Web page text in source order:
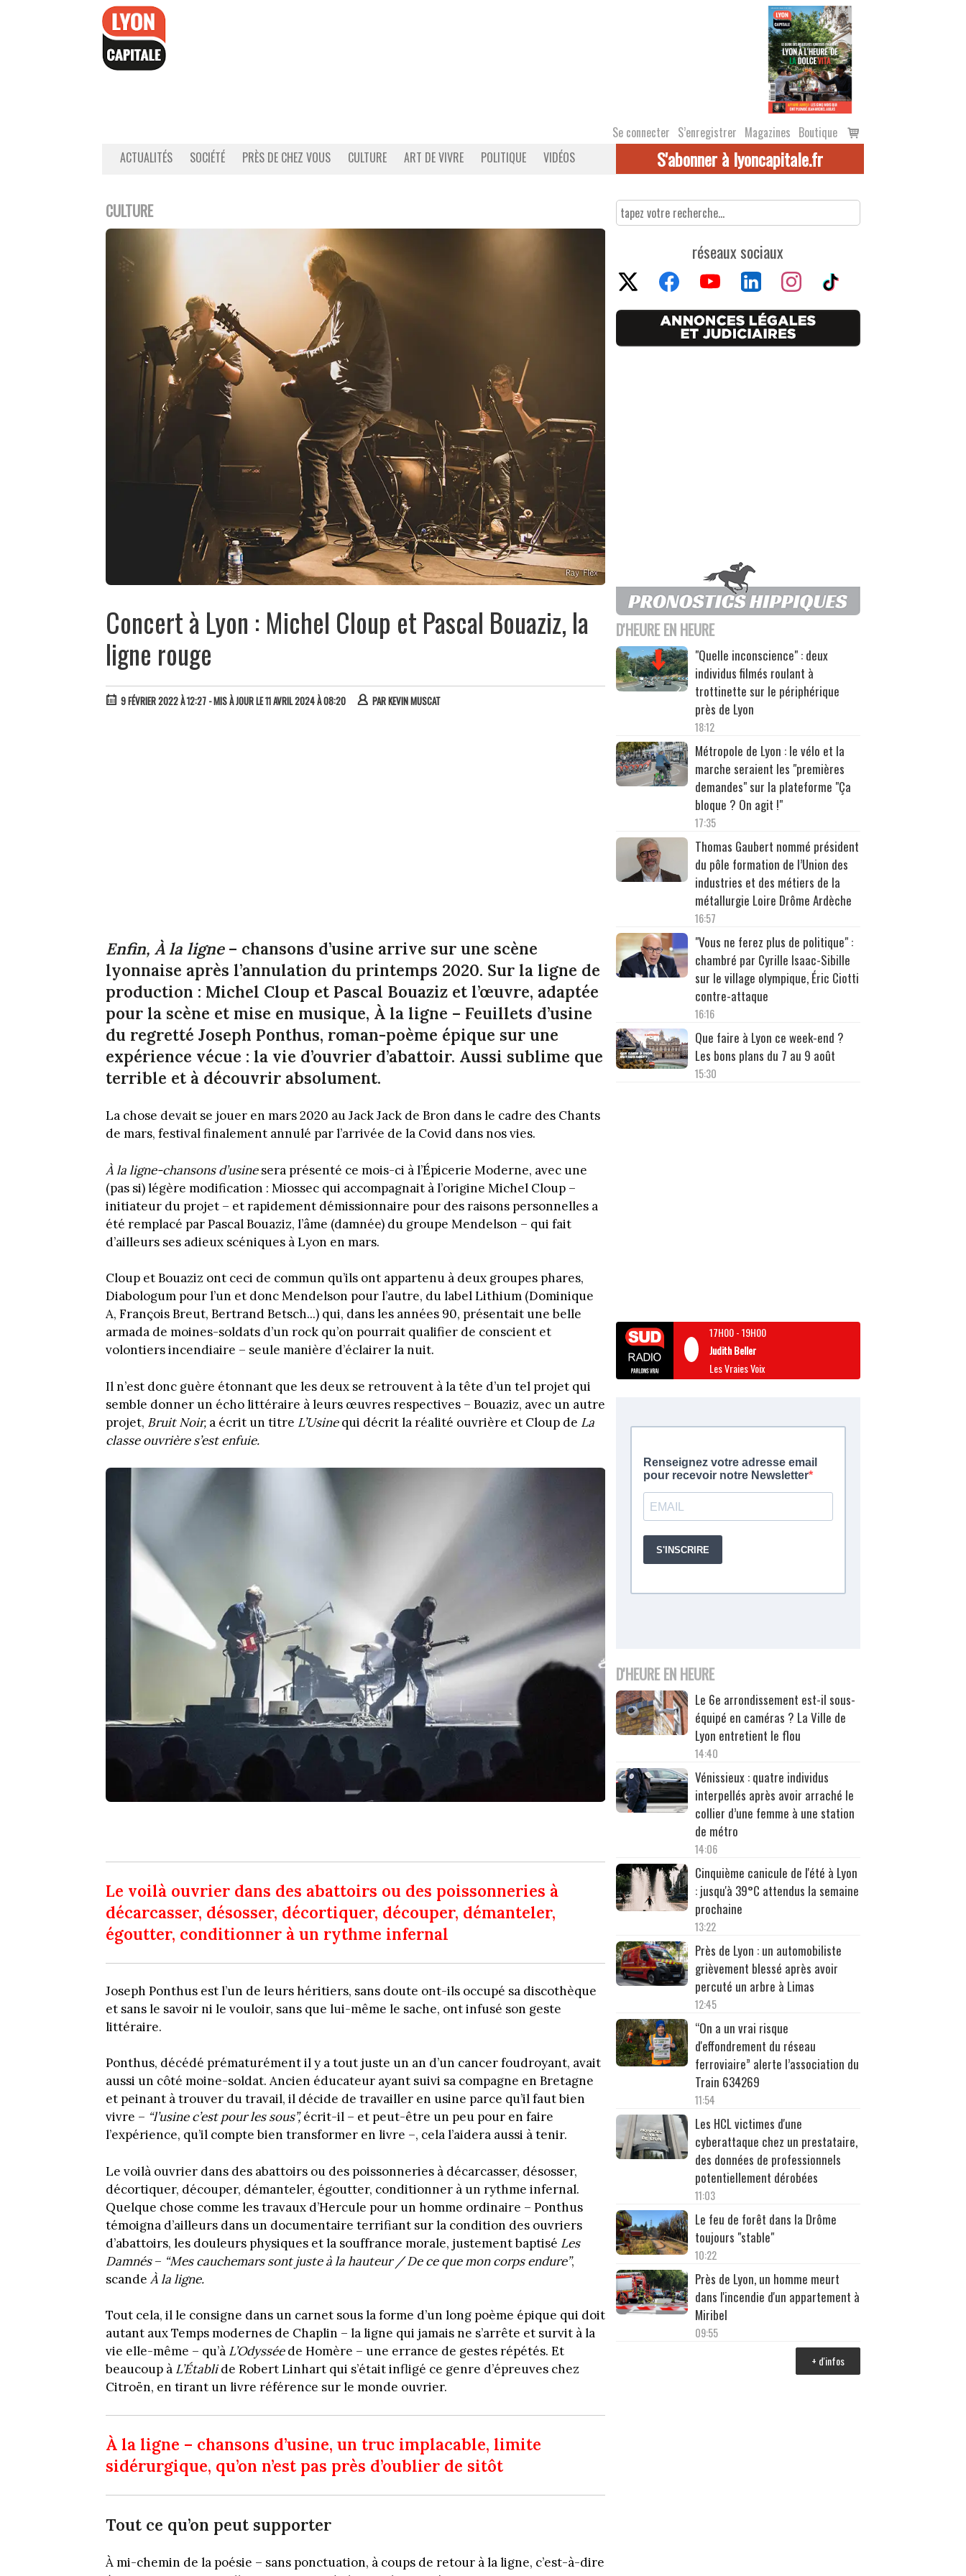
Se connecter S’enregistrer Magazines Boutique
Voir
le
ACTUALITÉS SOCIÉTÉ PRÈS DE CHEZ VOUS CULTURE ART DE VIVRE POLITIQUE VIDÉOS S'abonner à lyoncapitale.fr
CULTURE
Concert à Lyon : Michel Cloup et Pascal Bouaziz, la
ligne rouge
9 FÉVRIER 2022 À 12:27 - MIS À JOUR LE 11 AVRIL 2024 À 08:20 PARKEVIN MUSCAT
Enfin, À la ligne– chansons d’usine arrive sur une scène
lyonnaise après l’annulation du printemps 2020. Sur la ligne de
production : Michel Cloup et Pascal Bouaziz et l’œuvre, adaptée
pour la scène et mise en musique, À la ligne – Feuillets d’usine
du regretté Joseph Ponthus, roman-poème épique sur une
expérience vécue : la vie d’ouvrier d’abattoir. Aussi sublime que
terrible et à découvrir absolument.
La chose devait se jouer en mars 2020 au Jack Jack de Bron dans le cadre des Chants
de mars, festival finalement annulé par l’arrivée de la Covid dans nos vies.
À la ligne-chansons d’usinesera présenté ce mois-ci à l’Épicerie Moderne, avec une
(pas si) légère modification : Miossec qui accompagnait à l’origine Michel Cloup –
initiateur du projet – et rapidement démissionnaire pour des raisons personnelles a
été remplacé par Pascal Bouaziz, l’âme (damnée) du groupe Mendelson – qui fait
d’ailleurs ses adieux scéniques à Lyon en mars.
Cloup et Bouaziz ont ceci de commun qu’ils ont appartenu à deux groupes phares,
Diabologum pour l’un et donc Mendelson pour l’autre, du label Lithium (Dominique
A, François Breut, Bertrand Betsch...) qui, dans les années 90, présentait une belle
armada de moines-soldats d’un rock qu’on pourrait qualifier de conscient et
volontiers incendiaire – seule manière d’éclairer la nuit.
Il n’est donc guère étonnant que les deux se retrouvent à la tête d’un tel projet qui
semble donner un écho littéraire à leurs œuvres respectives – Bouaziz, avec un autre
projet, Bruit Noir, a écrit un titre L’Usinequi décrit la réalité ouvrière et Cloup de La
classe ouvrière s’est enfuie.
Le voilà ouvrier dans des abattoirs ou des poissonneries à
décarcasser, désosser, décortiquer, découper, démanteler,
égoutter, conditionner à un rythme infernal
Joseph Ponthus est l’un de leurs héritiers, sans doute ont-ils occupé sa discothèque
et sans le savoir ni le vouloir, sans que lui-même le sache, ont infusé son geste
littéraire.
Ponthus, décédé prématurément il y a tout juste un an d’un cancer foudroyant, avait
aussi un côté moine-soldat. Ancien éducateur ayant suivi sa compagne en Bretagne
et peinant à trouver du travail, il décide de travailler en usine parce qu’il faut bien
vivre – “l’usine c’est pour les sous”,écrit-il – et peut-être un peu pour en faire
l’expérience, qu’il compte bien transformer en livre –, cela l’aidera aussi à tenir.
Le voilà ouvrier dans des abattoirs ou des poissonneries à décarcasser, désosser,
décortiquer, découper, démanteler, égoutter, conditionner à un rythme infernal.
Quelque chose comme les travaux d’Hercule pour un homme ordinaire – Ponthus
témoigna d’ailleurs dans un documentaire terrifiant sur la condition des ouvriers
d’abattoirs, les douleurs physiques et la souffrance morale, justement baptisé Les
Damnés– “Mes cauchemars sont juste à la hauteur / De ce que mon corps endure”,
scande À la ligne.
Tout cela, il le consigne dans un carnet sous la forme d’un long poème épique qui doit
autant aux Temps modernes de Chaplin – la ligne qui jamais ne s’arrête et survit à la
vie elle-même – qu’à L’Odysséede Homère – une errance de gestes répétés. Et
beaucoup à L’Établide Robert Linhart qui s’était infligé ce genre d’épreuves chez
Citroën, en tirant un livre référence sur le monde ouvrier.
À la ligne – chansons d’usine, un truc implacable, limite
sidérurgique, qu’on n’est pas près d’oublier de sitôt
Tout ce qu’on peut supporter
À mi-chemin de la poésie – sans ponctuation, à coups de retour à la ligne, c’est-à-dire
réseaux sociaux
D'HEURE EN HEURE
"Quelle inconscience" : deux
individus filmés roulant à
trottinette sur le périphérique
près de Lyon
18:12
Métropole de Lyon : le vélo et la
marche seraient les "premières
demandes" sur la plateforme "Ça
bloque ? On agit !"
17:35
Thomas Gaubert nommé président
du pôle formation de l’Union des
industries et des métiers de la
métallurgie Loire Drôme Ardèche
16:57
"Vous ne ferez plus de politique" :
chambré par Cyrille Isaac-Sibille
sur le village olympique, Éric Ciotti
contre-attaque
16:16
Que faire à Lyon ce week-end ?
Les bons plans du 7 au 9 août
15:30
17H00-19H00
Judith Beller
Les Vraies Voix
D'HEURE EN HEURE
Le 6e arrondissement est-il sous-
équipé en caméras ? La Ville de
Lyon entretient le flou
14:40
Vénissieux : quatre individus
interpellés après avoir arraché le
collier d’une femme à une station
de métro
14:06
Cinquième canicule de l'été à Lyon
: jusqu'à 39°C attendus la semaine
prochaine
13:22
Près de Lyon : un automobiliste
grièvement blessé après avoir
percuté un arbre à Limas
12:45
“On a un vrai risque
d'effondrement du réseau
ferroviaire” alerte l’association du
Train 634269
11:54
Les HCL victimes d'une
cyberattaque chez un prestataire,
des données de professionnels
potentiellement dérobées
11:03
Le feu de forêt dans la Drôme
toujours "stable"
10:22
Près de Lyon, un homme meurt
dans l'incendie d'un appartement à
Miribel
09:55
+ d'infos